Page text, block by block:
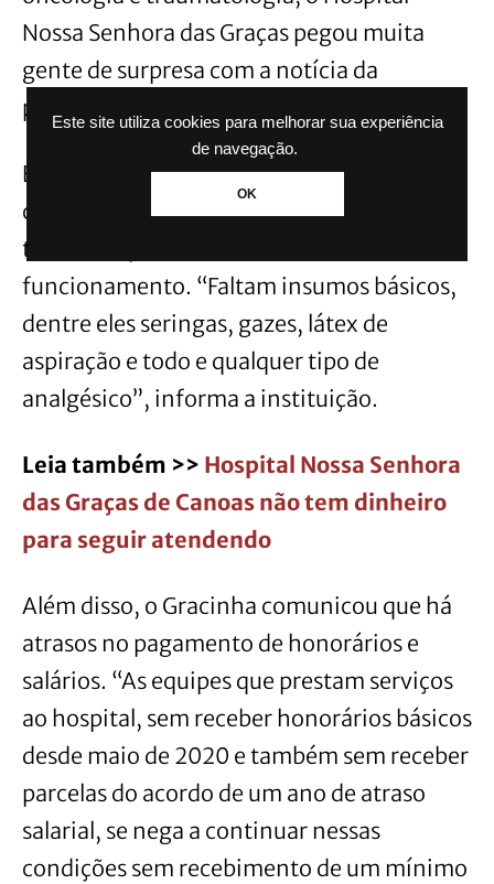
Este site utiliza cookies para melhorar sua experiência
de navegação.
OK
Nossa Senhora das Graças pegou muita
gente de surpresa com a notícia da
paralisação, ainda na segunda-feira (03).
Em nota, assinada pela diretora do corpo
clínico, Renata Rockenbach, o HNSG não
tem condições mínimas de continuar em
funcionamento. “Faltam insumos básicos,
dentre eles seringas, gazes, látex de
aspiração e todo e qualquer tipo de
analgésico”, informa a instituição.
Leia também >> Hospital Nossa Senhora
das Graças de Canoas não tem dinheiro
para seguir atendendo
Além disso, o Gracinha comunicou que há
atrasos no pagamento de honorários e
salários. “As equipes que prestam serviços
ao hospital, sem receber honorários básicos
desde maio de 2020 e também sem receber
parcelas do acordo de um ano de atraso
salarial, se nega a continuar nessas
condições sem recebimento de um mínimo